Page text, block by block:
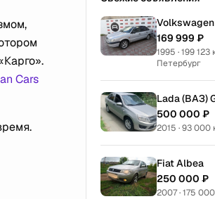
Cars
169 999 ₽
1995 · 199 123
Петербург
Lada (ВАЗ)
500 000 ₽
2015 · 93 000
Fiat Albea
250 000 ₽
2007 · 175